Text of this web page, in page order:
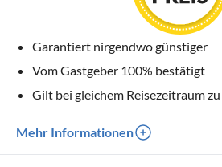
Garantiert nirgendwo günstiger
Vom Gastgeber 100% bestätigt
Gilt bei gleichem Reisezeitraum
Mehr Informationen